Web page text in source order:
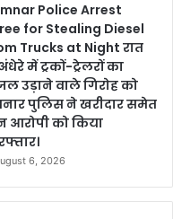
Police Arrest
for Stealing Diesel
Trucks at Night रात
में ट्रकों-ट्रेलरों का
उड़ाने वाले गिरोह को
पुलिस ने खरीदार समेत
आरोपी को किया
6, 2026